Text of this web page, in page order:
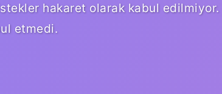
hakaret olarak kabul edilmiyor.
etmedi.